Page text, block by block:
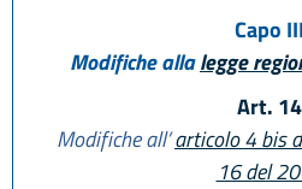
Capo III
Modifiche allalegge
Art. 14
Modifiche all’articolo 4 bis
16 del